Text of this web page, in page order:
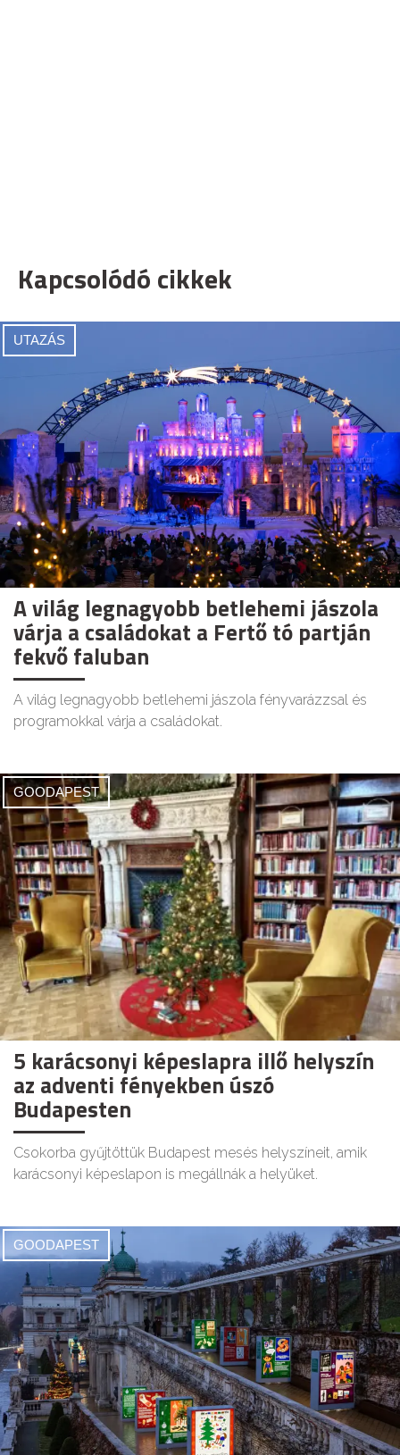
Kapcsolódó cikkek
UTAZÁS
A világ legnagyobb betlehemi jászola
várja a családokat a Fertő tó partján
fekvő faluban
A világ legnagyobb betlehemi jászola fényvarázzsal és
programokkal várja a családokat.
GOODAPEST
5 karácsonyi képeslapra illő helyszín
az adventi fényekben úszó
Budapesten
Csokorba gyűjtöttük Budapest mesés helyszíneit, amik
karácsonyi képeslapon is megállnák a helyüket.
GOODAPEST